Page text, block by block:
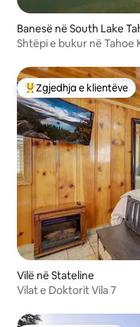
Banesë në South Lake
Më të mirat e
Zgjedhja e klientëve
Vilë në Stateline
Vilat e Doktorit Vila 7